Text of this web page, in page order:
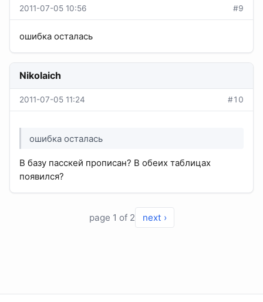
2011-07-05 10:56 #9
ошибка осталась
Nikolaich
2011-07-05 11:24 #10
ошибка осталась
В базу пасскей прописан? В обеих таблицах
появился?
page 1 of 2 next ›